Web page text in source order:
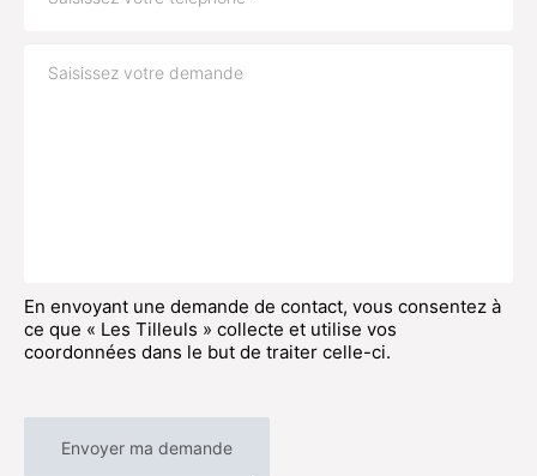
En envoyant une demande de contact, vous consentez à
ce que « Les Tilleuls » collecte et utilise vos
coordonnées dans le but de traiter celle-ci.